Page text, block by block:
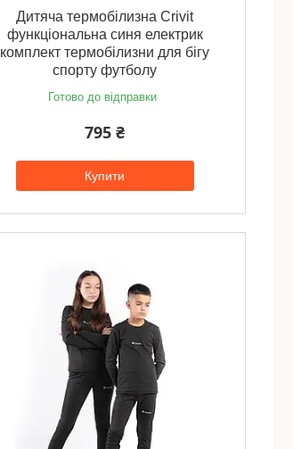
Дитяча термобілизна Crivit
функціональна синя електрик
комплект термобілизни для бігу
спорту футболу
Готово до відправки
795 ₴
Купити